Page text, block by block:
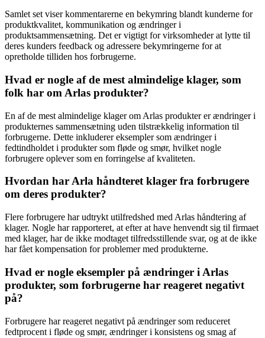
Samlet set viser kommentarerne en bekymring blandt kunderne for
produktkvalitet, kommunikation og ændringer i
produktsammensætning. Det er vigtigt for virksomheder at lytte til
deres kunders feedback og adressere bekymringerne for at
opretholde tilliden hos forbrugerne.
Hvad er nogle af de mest almindelige klager, som
folk har om Arlas produkter?
En af de mest almindelige klager om Arlas produkter er ændringer i
produkternes sammensætning uden tilstrækkelig information til
forbrugerne. Dette inkluderer eksempler som ændringer i
fedtindholdet i produkter som fløde og smør, hvilket nogle
forbrugere oplever som en forringelse af kvaliteten.
Hvordan har Arla håndteret klager fra forbrugere
om deres produkter?
Flere forbrugere har udtrykt utilfredshed med Arlas håndtering af
klager. Nogle har rapporteret, at efter at have henvendt sig til firmaet
med klager, har de ikke modtaget tilfredsstillende svar, og at de ikke
har fået kompensation for problemer med produkterne.
Hvad er nogle eksempler på ændringer i Arlas
produkter, som forbrugerne har reageret negativt
på?
Forbrugere har reageret negativt på ændringer som reduceret
fedtprocent i fløde og smør, ændringer i konsistens og smag af